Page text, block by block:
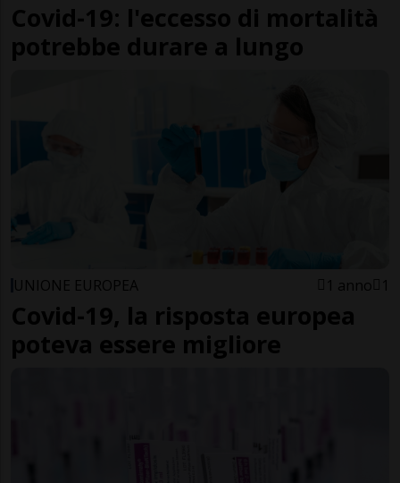
Covid-19: l'eccesso di mortalità
potrebbe durare a lungo
UNIONE EUROPEA 1 anno 1
Covid-19, la risposta europea
poteva essere migliore